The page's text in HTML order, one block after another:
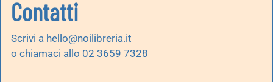
Contatti
Scrivi a hello@noilibreria.it
o chiamaci allo 02 3659 7328